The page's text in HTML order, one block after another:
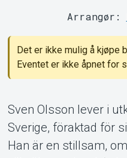
Om
Arrangør:
Det er ikke mulig å kjøpe
Eventet er ikke åpnet for
Sven Olsson lever i
Sverige, föraktad för
Han är en stillsam,